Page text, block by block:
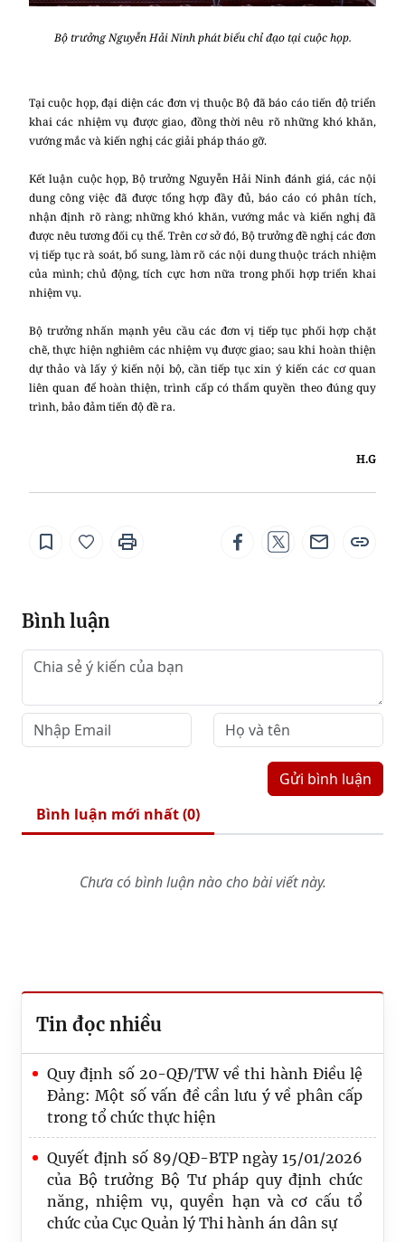
Bộ trưởng Nguyễn Hải Ninh phát biểu chỉ đạo tại cuộc họp.
Tại cuộc họp, đại diện các đơn vị thuộc Bộ đã báo cáo tiến độ triển
khai các nhiệm vụ được giao, đồng thời nêu rõ những khó khăn,
vướng mắc và kiến nghị các giải pháp tháo gỡ.
Kết luận cuộc họp, Bộ trưởng Nguyễn Hải Ninh đánh giá, các nội
dung công việc đã được tổng hợp đầy đủ, báo cáo có phân tích,
nhận định rõ ràng; những khó khăn, vướng mắc và kiến nghị đã
được nêu tương đối cụ thể. Trên cơ sở đó, Bộ trưởng đề nghị các đơn
vị tiếp tục rà soát, bổ sung, làm rõ các nội dung thuộc trách nhiệm
của mình; chủ động, tích cực hơn nữa trong phối hợp triển khai
nhiệm vụ.
Bộ trưởng nhấn mạnh yêu cầu các đơn vị tiếp tục phối hợp chặt
chẽ, thực hiện nghiêm các nhiệm vụ được giao; sau khi hoàn thiện
dự thảo và lấy ý kiến nội bộ, cần tiếp tục xin ý kiến các cơ quan
liên quan để hoàn thiện, trình cấp có thẩm quyền theo đúng quy
trình, bảo đảm tiến độ đề ra.
H.G
Bình luận
Gửi bình luận
Bình luận mới nhất (0)
Chưa có bình luận nào cho bài viết này.
Tin đọc nhiều
Quy định số 20-QĐ/TW về thi hành Điều lệ
Đảng: Một số vấn đề cần lưu ý về phân cấp
trong tổ chức thực hiện
Quyết định số 89/QĐ-BTP ngày 15/01/2026
của Bộ trưởng Bộ Tư pháp quy định chức
năng, nhiệm vụ, quyền hạn và cơ cấu tổ
chức của Cục Quản lý Thi hành án dân sự